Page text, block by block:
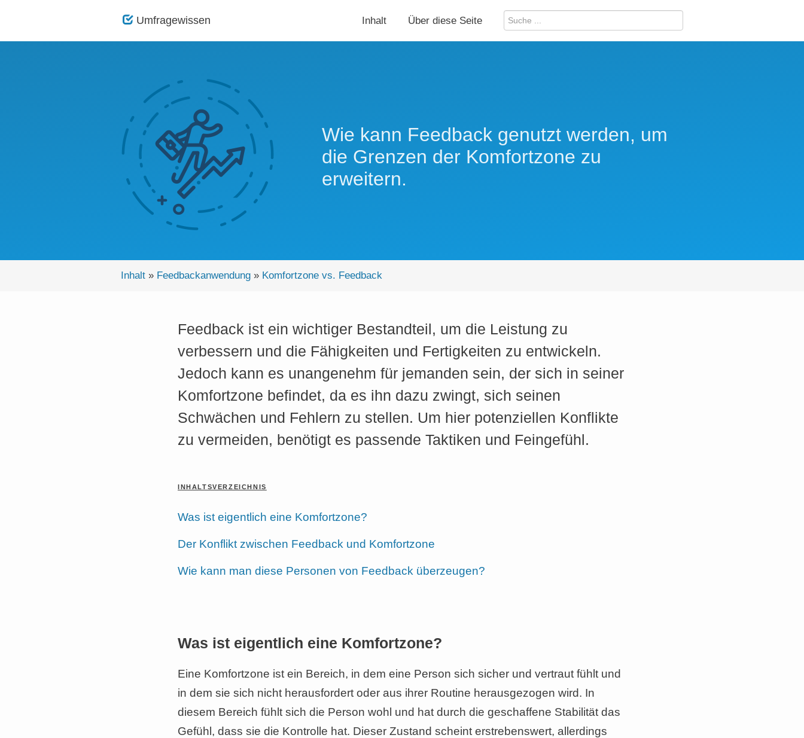
Umfragewissen Inhalt Über diese Seite
Wie kann Feedback genutzt werden, um
die Grenzen der Komfortzone zu
erweitern.
Inhalt » Feedbackanwendung » Komfortzone vs. Feedback
Feedback ist ein wichtiger Bestandteil, um die Leistung zu
verbessern und die Fähigkeiten und Fertigkeiten zu entwickeln.
Jedoch kann es unangenehm für jemanden sein, der sich in seiner
Komfortzone befindet, da es ihn dazu zwingt, sich seinen
Schwächen und Fehlern zu stellen. Um hier potenziellen Konflikte
zu vermeiden, benötigt es passende Taktiken und Feingefühl.
INHALTSVERZEICHNIS
Was ist eigentlich eine Komfortzone?
Der Konflikt zwischen Feedback und Komfortzone
Wie kann man diese Personen von Feedback überzeugen?
Was ist eigentlich eine Komfortzone?
Eine Komfortzone ist ein Bereich, in dem eine Person sich sicher und vertraut fühlt und
in dem sie sich nicht herausfordert oder aus ihrer Routine herausgezogen wird. In
diesem Bereich fühlt sich die Person wohl und hat durch die geschaffene Stabilität das
Gefühl, dass sie die Kontrolle hat. Dieser Zustand scheint erstrebenswert, allerdings